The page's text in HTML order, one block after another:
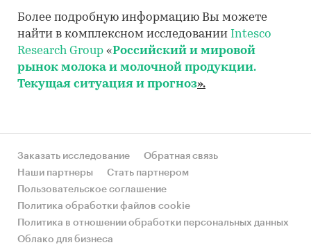
Более подробную информацию Вы можете
найти в комплексном исследовании Intesco
Research Group «Российский и мировой
рынок молока и молочной продукции.
Текущая ситуация и прогноз».
Заказать исследование
Обратная связь
Наши партнеры
Стать партнером
Пользовательское соглашение
Политика обработки файлов cookie
Политика в отношении обработки персональных данных
Облако для бизнеса